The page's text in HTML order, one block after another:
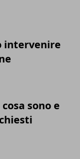
intervenire
sono e